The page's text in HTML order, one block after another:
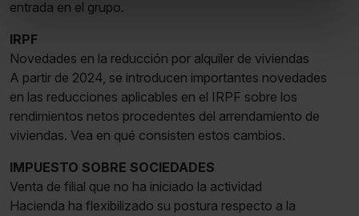
Puedes
todas las cookies excepto aquellas imprescindibles.
También puedesconfigurarlas cookies y
seleccionar solo aquellas que quieras permitir en tu
navegador. Si no seleccionas ninguna utilizaremos las
que sean indispensables para la navegación.
Saber más acerca de las cookies
entrada en el grupo.
IRPF
Novedades en la reducción por alquiler de viviendas
A partir de 2024, se introducen importantes novedades
en las reducciones aplicables en el IRPF sobre los
rendimientos netos procedentes del arrendamiento de
viviendas. Vea en qué consisten estos cambios.
IMPUESTO SOBRE SOCIEDADES
Venta de filial que no ha iniciado la actividad
Hacienda ha flexibilizado su postura respecto a la